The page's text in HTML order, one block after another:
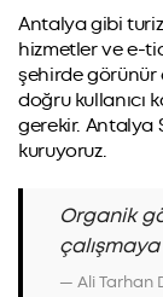
Antalya gibi
hizmetler ve e-
şehirde görünür
doğru kullanıcı
gerekir. Antalya
kuruyoruz.
Organik
— Ali Tarhan